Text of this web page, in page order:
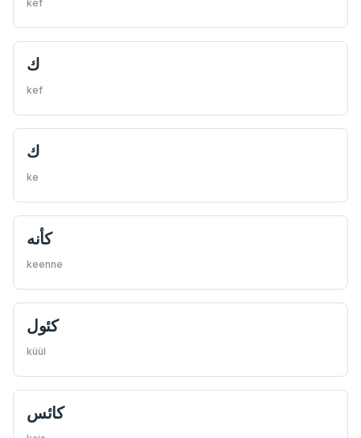
kef
ك
kef
ك
ke
كأنه
keenne
كئول
küül
كائس